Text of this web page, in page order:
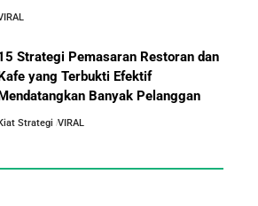
UMKM Agar Bertahan Saat Krisis
Turun
Justru Menambah Aset Saat
Strategi Pemasaran Restoran dan
yang Terbukti Efektif
Banyak Pelanggan
Kiat Strategi VIRAL